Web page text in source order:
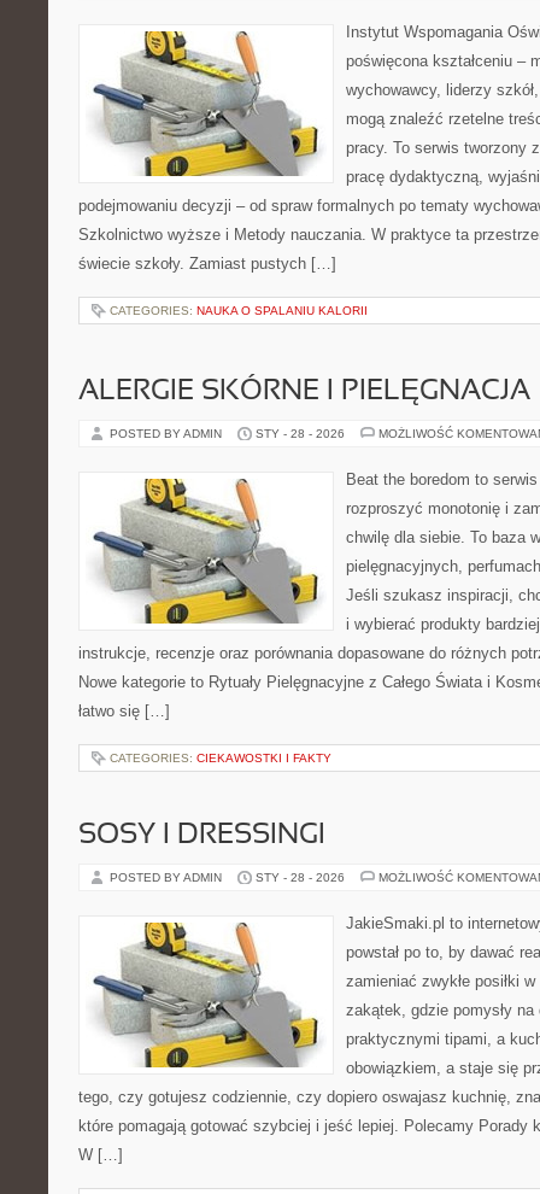
Instytut Wspomagania
poświęcona kształceniu –
wychowawcy, liderzy
mogą znaleźć rzetelne
pracy. To serwis tworzony
pracę dydaktyczną,
podejmowaniu decyzji – od spraw formalnych po tematy
Szkolnictwo wyższe i Metody nauczania. W praktyce ta
świecie szkoły. Zamiast pustych […]
CATEGORIES: NAUKA O SPALANIU KALORII
ALERGIE SKÓRNE I PIELĘGNACJA
POSTED BY ADMIN STY - 28 - 2026 MOŻLIWOŚĆ
Beat the boredom to
rozproszyć monotonię i
chwilę dla siebie. To baza
pielęgnacyjnych,
Jeśli szukasz inspiracji,
i wybierać produkty
instrukcje, recenzje oraz porównania dopasowane do różnych
Nowe kategorie to Rytuały Pielęgnacyjne z Całego Świata i
łatwo się […]
CATEGORIES: CIEKAWOSTKI I FAKTY
SOSY I DRESSINGI
POSTED BY ADMIN STY - 28 - 2026 MOŻLIWOŚĆ
JakieSmaki.pl to
powstał po to, by dawać
zamieniać zwykłe posiłki
zakątek, gdzie pomysły
praktycznymi tipami, a
obowiązkiem, a staje się
tego, czy gotujesz codziennie, czy dopiero oswajasz kuchnię,
które pomagają gotować szybciej i jeść lepiej. Polecamy Porady
W […]